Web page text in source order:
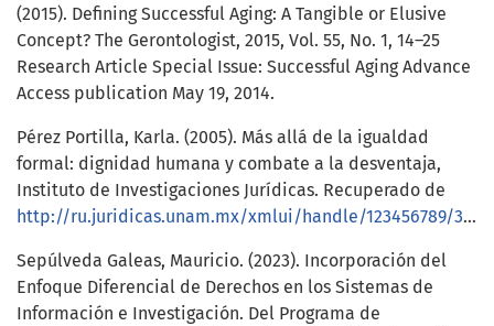
(2015). Defining Successful Aging: A Tangible or Elusive
Concept? The Gerontologist, 2015, Vol. 55, No. 1, 14–25
Research Article Special Issue: Successful Aging Advance
Access publication May 19, 2014.
Pérez Portilla, Karla. (2005). Más allá de la igualdad
formal: dignidad humana y combate a la desventaja,
Instituto de Investigaciones Jurídicas. Recuperado de
http://ru.juridicas.unam.mx/xmlui/handle/123456789/30929
Sepúlveda Galeas, Mauricio. (2023). Incorporación del
Enfoque Diferencial de Derechos en los Sistemas de
Información e Investigación. Del Programa de